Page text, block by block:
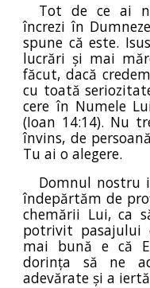
Tot de ce ai
încrezi în
spune că este.
lucrări și mai
făcut, dacă
cu toată
cere în Numele
(Ioan 14:14). Nu
învins, de
Tu ai o alegere.
Domnul nostru
îndepărtăm de
chemării Lui, ca
potrivit pasajului
mai bună e că
dorința să ne
adevărate și a